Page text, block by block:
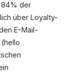
84% der
über Loyalty-
E-Mail-